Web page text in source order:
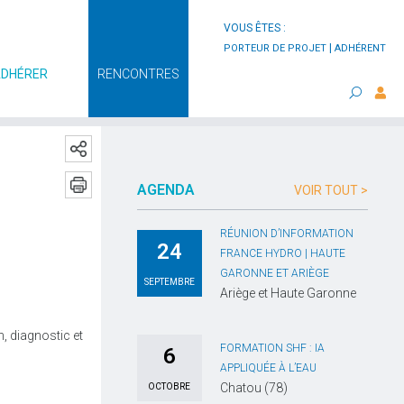
VOUS ÊTES :
PORTEUR DE PROJET ADHÉRENT
RENCONTRES
diagnostic et
AGENDA VOIR TOUT >
24
SEPTEMBRE
RÉUNION D’INFORMATION
FRANCE HYDRO | HAUTE
GARONNE ET ARIÈGE
Ariège et Haute Garonne
6
OCTOBRE
FORMATION SHF : IA
APPLIQUÉE À L’EAU
Chatou (78)